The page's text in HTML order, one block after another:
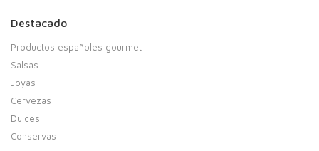
Destacado
Productos españoles gourmet
Salsas
Joyas
Cervezas
Dulces
Conservas